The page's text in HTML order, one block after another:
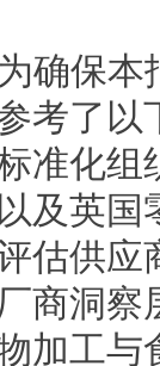
确保
考了
准化组
及英国
估供
商洞
加工